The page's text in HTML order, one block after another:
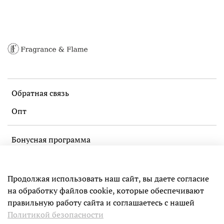
Обратная связь
Опт
Бонусная программа
Пользовательское соглашение
ИП Чечерин Максим Ильич
Продолжая использовать наш сайт, вы даете согласие
на обработку файлов cookie, которые обеспечивают
правильную работу сайта и соглашаетесь с нашей
Политикой безопасности